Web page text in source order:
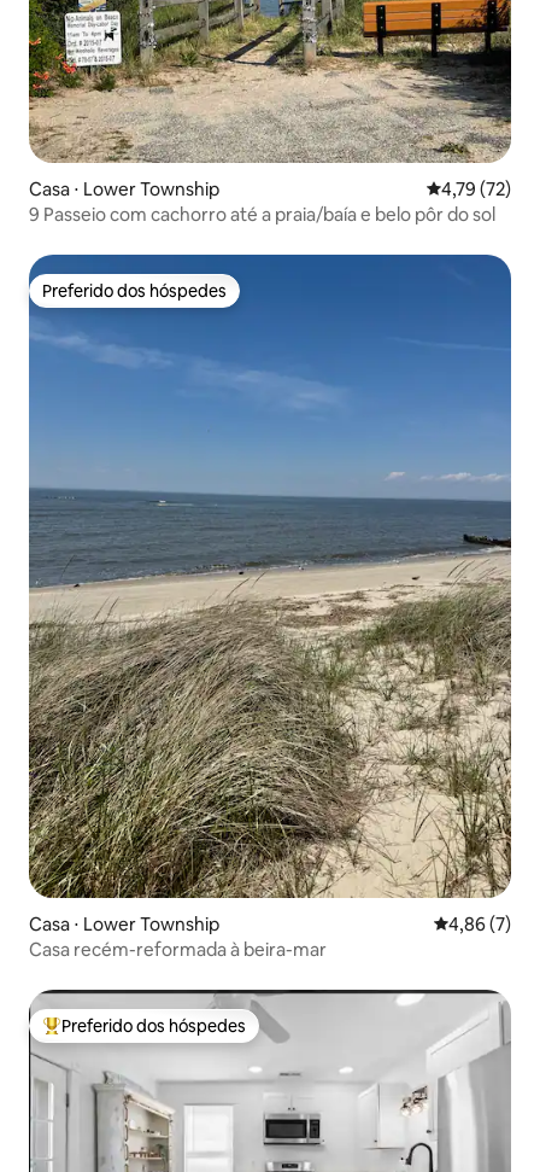
Casa ⋅ Lower Township 4,79 de uma
4,79 (72)
9 Passeio com cachorro até a praia/baía e belo pôr do sol
Preferido dos hóspedes
Preferido dos hóspedes
Casa ⋅ Lower Township 4,86 de uma
4,86 (7)
Casa recém-reformada à beira-mar
Entre os melhores preferidos dos hóspedes
Preferido dos hóspedes